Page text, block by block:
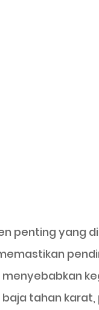
penting yang
tahan karat,